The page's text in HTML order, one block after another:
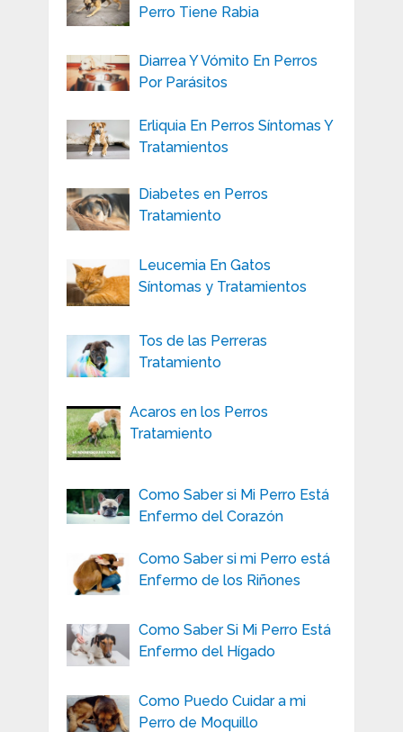
Perro Tiene Rabia
Diarrea Y Vómito En Perros
Por Parásitos
Erliquia En Perros Síntomas Y
Tratamientos
Diabetes en Perros
Tratamiento
Leucemia En Gatos
Síntomas y Tratamientos
Tos de las Perreras
Tratamiento
Acaros en los Perros
Tratamiento
Como Saber si Mi Perro Está
Enfermo del Corazón
Como Saber si mi Perro está
Enfermo de los Riñones
Como Saber Si Mi Perro Está
Enfermo del Hígado
Como Puedo Cuidar a mi
Perro de Moquillo